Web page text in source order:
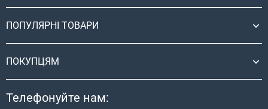
ПОПУЛЯРНІ ТОВАРИ
ПОКУПЦЯМ
Телефонуйте нам: